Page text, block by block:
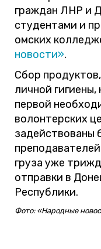
граждан ЛНР и
студентами и
омских
новости».
Сбор
личной
первой
волонтерских
задействованы
груза уже
отправки в
Республики.
Фото: «Народные